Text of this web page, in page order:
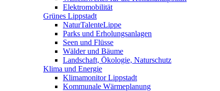
Elektromobilität
Grünes Lippstadt
NaturTalenteLippe
Parks und Erholungsanlagen
Seen und Flüsse
Wälder und Bäume
Landschaft, Ökologie, Naturschutz
Klima und Energie
Klimamonitor Lippstadt
Kommunale Wärmeplanung